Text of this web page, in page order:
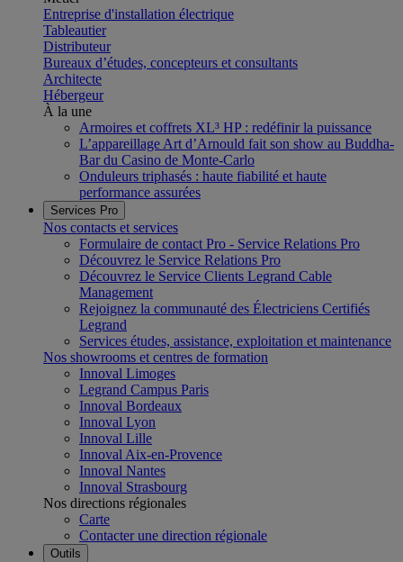
Entreprise d'installation électrique
Tableautier
Distributeur
Bureaux d’études, concepteurs et consultants
Architecte
Hébergeur
À la une
Armoires et coffrets XL³ HP : redéfinir la puissance
L’appareillage Art d’Arnould fait son show au Buddha-
Bar du Casino de Monte-Carlo
Onduleurs triphasés : haute fiabilité et haute
performance assurées
Services Pro
Nos contacts et services
Formulaire de contact Pro - Service Relations Pro
Découvrez le Service Relations Pro
Découvrez le Service Clients Legrand Cable
Management
Rejoignez la communauté des Électriciens Certifiés
Legrand
Services études, assistance, exploitation et maintenance
Nos showrooms et centres de formation
Innoval Limoges
Legrand Campus Paris
Innoval Bordeaux
Innoval Lyon
Innoval Lille
Innoval Aix-en-Provence
Innoval Nantes
Innoval Strasbourg
Nos directions régionales
Carte
Contacter une direction régionale
Outils